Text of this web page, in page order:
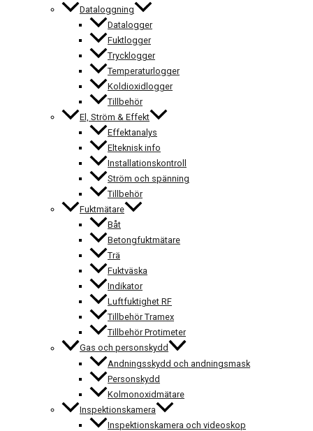
Dataloggning
Datalogger
Fuktlogger
Trycklogger
Temperaturlogger
Koldioxidlogger
Tillbehör
El, Ström & Effekt
Effektanalys
Elteknisk info
Installationskontroll
Ström och spänning
Tillbehör
Fuktmätare
Båt
Betongfuktmätare
Trä
Fuktväska
Indikator
Luftfuktighet RF
Tillbehör Tramex
Tillbehör Protimeter
Gas och personskydd
Andningsskydd och andningsmask
Personskydd
Kolmonoxidmätare
Inspektionskamera
Inspektionskamera och videoskop